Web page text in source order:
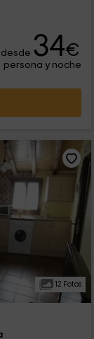
desde 34€
persona y noche
12 Fotos